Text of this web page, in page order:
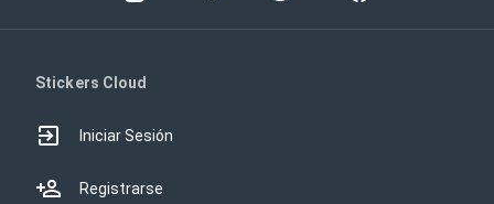
Stickers Cloud
Iniciar Sesión
Registrarse